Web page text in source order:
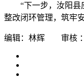
“下一步，汝阳
整改闭环管理，筑牢
编辑：林辉 审核